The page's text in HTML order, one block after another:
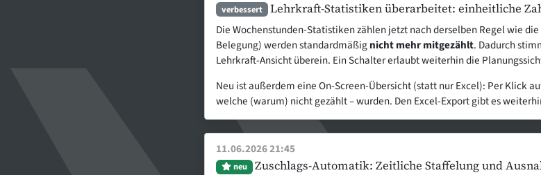
verbessert Lehrkraft-Statistiken überarbeitet: einheitliche
Die Wochenstunden-Statistiken zählen jetzt nach derselben Regel wie
Belegung) werden standardmäßignicht mehr mitgezählt. Dadurch
Lehrkraft-Ansicht überein. Ein Schalter erlaubt weiterhin die
Neu ist außerdem eine On-Screen-Übersicht (statt nur Excel): Per Klick
welche (warum) nicht gezählt – wurden. Den Excel-Export gibt es
11.06.2026 21:45
neu Zuschlags-Automatik: Zeitliche Staffelung und